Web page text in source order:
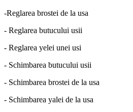
-Reglarea brostei de la usa
- Reglarea butucului usii
- Reglarea yelei unei usi
- Schimbarea butucului usii
- Schimbarea brostei de la usa
- Schimbarea yalei de la usa